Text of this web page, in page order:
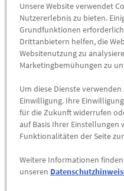
Das könnte Sie
Wird auch oft
Unsere Website verwendet
Nutzererlebnis zu bieten.
Grundfunktionen
Drittanbietern helfen, die
Websitenutzung zu
Marketingbemühungen zu
Um diese Dienste
Einwilligung. Ihre
für die Zukunft widerrufen
auf Basis Ihrer
Funktionalitäten der Seite
Weitere Informationen finden
unseren